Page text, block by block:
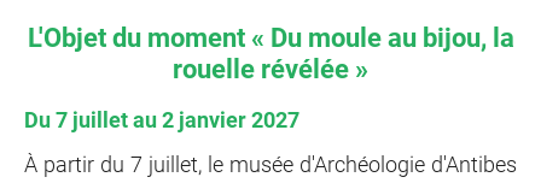
L'Objet du moment « Du moule au bijou, la
rouelle révélée »
Du 7 juillet au 2 janvier 2027
À partir du 7 juillet, le musée d'Archéologie d'Antibes